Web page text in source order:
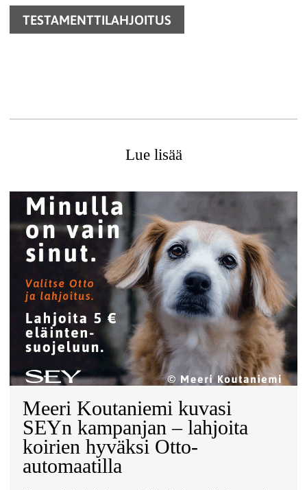
TESTAMENTTILAHJOITUS
Lue lisää
Meeri Koutaniemi kuvasi
SEYn kampanjan – lahjoita
koirien hyväksi Otto-
automaatilla